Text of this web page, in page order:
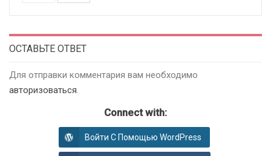
ОСТАВЬТЕ ОТВЕТ
Для отправки комментария вам необходимо
авторизоваться.
Connect with:
Войти С Помощью WordPress